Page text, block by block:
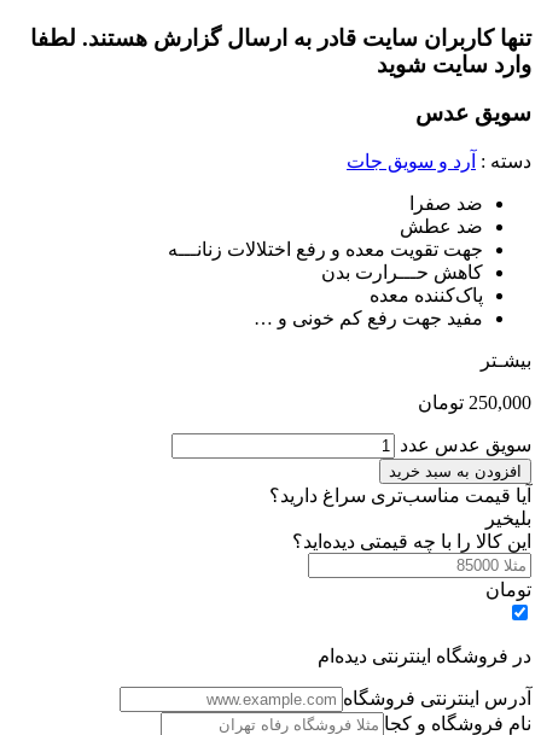
تنها کاربران سایت قادر به ارسال گزارش هستند. لطفا
وارد سایت شوید
سویق عدس
دسته : آرد و سویق جات
ضد صفرا
ضد عطش
جهت تقویت معده و رفع اختلالات زنانـــه
کاهش حـــرارت بدن
پاک‌کننده معده
مفید جهت رفع کم خونی و …
بیشـتر
250,000 تومان
سویق عدس عدد
افزودن به سبد خرید
آیا قیمت مناسب‌تری سراغ دارید؟
بلیخیر
این کالا را با چه قیمتی دیده‌اید؟
تومان
در فروشگاه اینترنتی دیده‌ام
آدرس اینترنتی فروشگاه
نام فروشگاه و کجا